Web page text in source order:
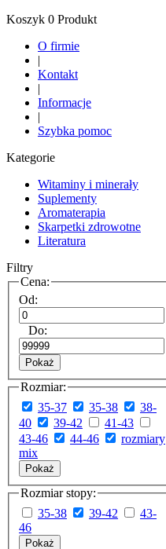
Koszyk 0 Produkt
O firmie
|
Kontakt
|
Informacje
|
Szybka pomoc
Kategorie
Witaminy i minerały
Suplementy
Aromaterapia
Skarpetki zdrowotne
Literatura
Filtry
Cena:
Od:
Do:
Pokaż
Rozmiar:
35-37
35-38
38-
40
39-42
41-43
43-46
44-46
rozmiary
mix
Pokaż
Rozmiar stopy:
35-38
39-42
43-
46
Pokaż